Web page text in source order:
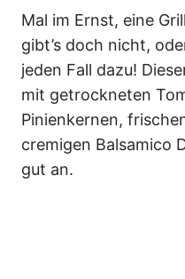
Mal im Ernst, eine
gibt’s doch nicht,
jeden Fall dazu!
mit getrockneten
Pinienkernen,
cremigen Balsamico
gut an.